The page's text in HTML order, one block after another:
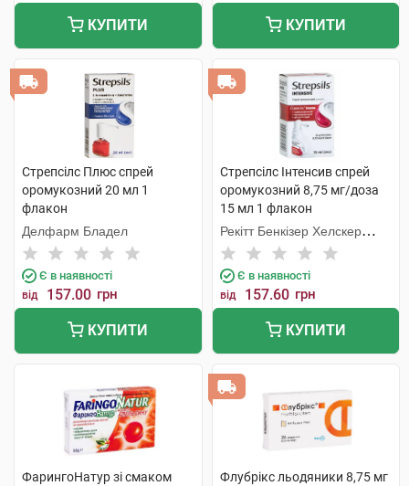
КУПИТИ КУПИТИ
Стрепсілс Плюс спрей
оромукозний 20 мл 1
флакон
Делфарм Бладел
Є в наявності
від 157.00 грн
КУПИТИ
Стрепсілс Інтенсив спрей
оромукозний 8,75 мг/доза
15 мл 1 флакон
Рекітт Бенкізер Хелскер
Інтернешнл
Є в наявності
від 157.60 грн
КУПИТИ
ФарингоНатур зі смаком
Флубрікс льодяники 8,75 мг